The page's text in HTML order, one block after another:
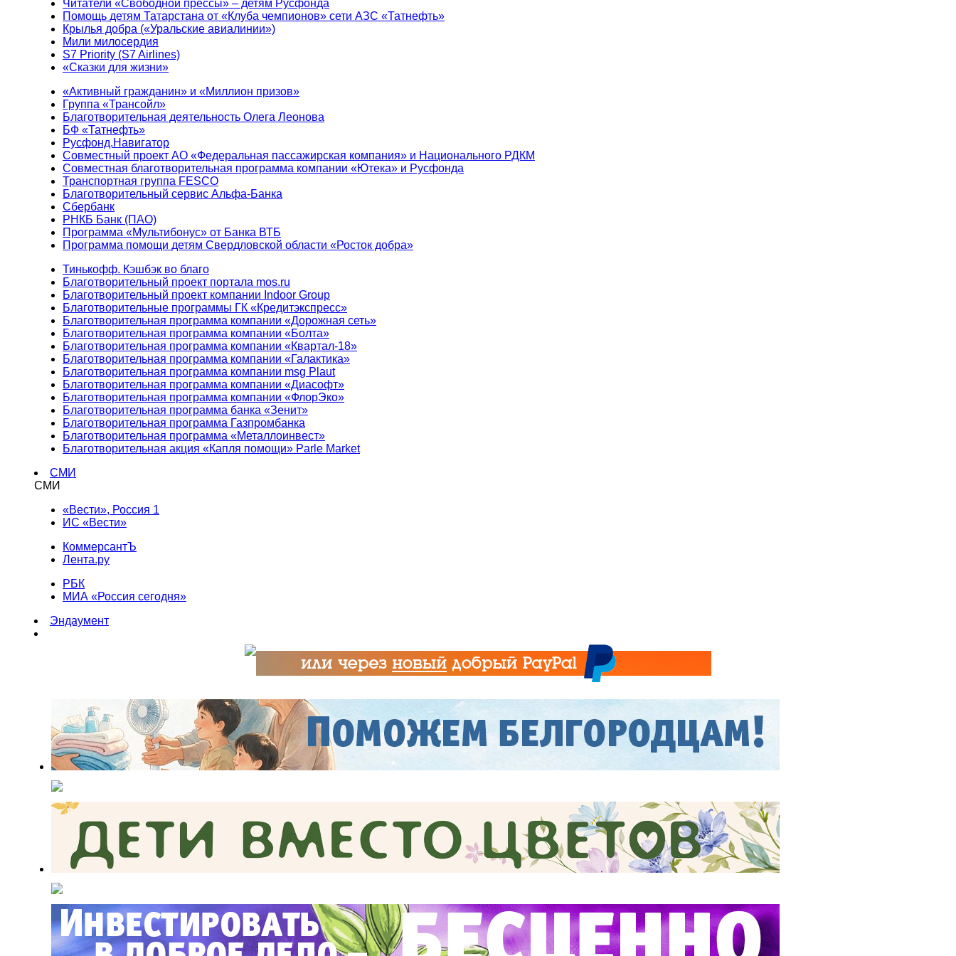
Читатели «Свободной прессы» – детям Русфонда
Помощь детям Татарстана от «Клуба чемпионов» сети АЗС «Татнефть»
Крылья добра («Уральские авиалинии»)
Мили милосердия
S7 Priority (S7 Airlines)
«Сказки для жизни»
«Активный гражданин» и «Миллион призов»
Группа «Трансойл»
Благотворительная деятельность Олега Леонова
БФ «Татнефть»
Русфонд.Навигатор
Совместный проект АО «Федеральная пассажирская компания» и Национального РДКМ
Совместная благотворительная программа компании «Ютека» и Русфонда
Транспортная группа FESCO
Благотворительный сервис Альфа-Банка
Сбербанк
РНКБ Банк (ПАО)
Программа «Мультибонус» от Банка ВТБ
Программа помощи детям Свердловской области «Росток добра»
Тинькофф. Кэшбэк во благо
Благотворительный проект портала mos.ru
Благотворительный проект компании Indoor Group
Благотворительные программы ГК «Кредитэкспресс»
Благотворительная программа компании «Дорожная сеть»
Благотворительная программа компании «Болта»
Благотворительная программа компании «Квартал-18»
Благотворительная программа компании «Галактика»
Благотворительная программа компании msg Plaut
Благотворительная программа компании «Диасофт»
Благотворительная программа компании «ФлорЭко»
Благотворительная программа банка «Зенит»
Благотворительная программа Газпромбанка
Благотворительная программа «Металлоинвест»
Благотворительная акция «Капля помощи» Parle Market
СМИ
СМИ
«Вести», Россия 1
ИС «Вести»
КоммерсантЪ
Лента.ру
РБК
МИА «Россия сегодня»
Эндаумент